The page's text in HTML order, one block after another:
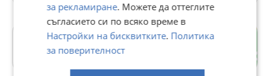
с. Звездица
гр. Варна
за рекламиране. Можете да оттеглите
съгласието си по всяко време в
Настройки на бисквитките. Политика
за поверителност